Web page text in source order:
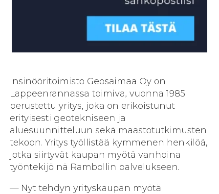
Insinööritoimisto Geosaimaa Oy on
Lappeenrannassa toimiva, vuonna 1985
perustettu yritys, joka on erikoistunut
erityisesti geotekniseen ja
aluesuunnitteluun sekä maastotutkimusten
tekoon. Yritys työllistää kymmenen henkilöä,
jotka siirtyvät kaupan myötä vanhoina
työntekijöinä Rambollin palvelukseen.
― Nyt tehdyn yrityskaupan myötä